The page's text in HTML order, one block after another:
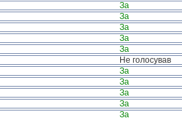
За
За
За
За
За
Не голосував
За
За
За
За
За